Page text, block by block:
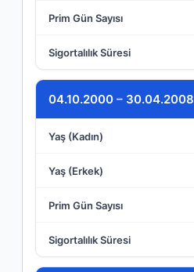
Sigortalılık Süresi
04.10.2000 – 30.04.2008